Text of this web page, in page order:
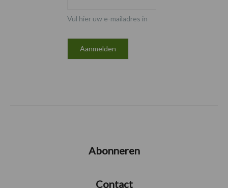
Vul hier uw e-mailadres in
Abonneren
Contact